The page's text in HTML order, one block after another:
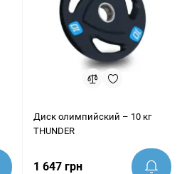
Диск олимпийский – 10 кг
THUNDER
1 647 грн